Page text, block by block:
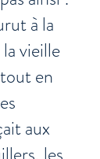
à la
vieille
en
aux